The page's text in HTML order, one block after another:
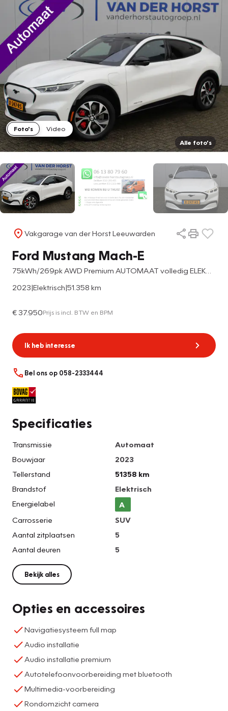
Foto's
Video
Alle foto's
Vakgarage van der Horst Leeuwarden
Ford Mustang Mach-E
2023|Elektrisch|51.358 km
€ 37.950Prijs is incl. BTW en BPM
Ik heb interesse
Bel ons op 058-2333444
Specificaties
Transmissie
Automaat
Bouwjaar
2023
Tellerstand
51358 km
Brandstof
Elektrisch
Energielabel
A
Carrosserie
SUV
Aantal zitplaatsen
5
Aantal deuren
5
Bekijk alles
Opties en accessoires
Navigatiesysteem full map
Audio installatie
Audio installatie premium
Autotelefoonvoorbereiding met bluetooth
Multimedia-voorbereiding
Rondomzicht camera